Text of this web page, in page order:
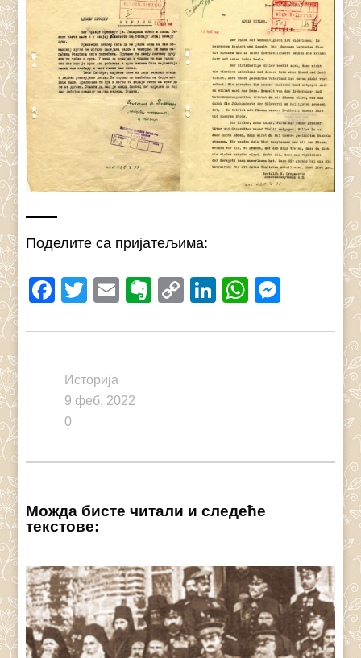
Поделите са пријатељима:
Facebook
Twitter
EmailEvernote
CopyLinkedIn
Историја
9 феб, 2022
0
Можда бисте читали и следеће
текстове: